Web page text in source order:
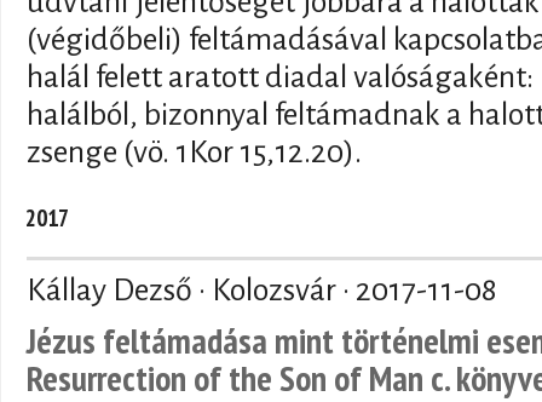
(végidőbeli) feltámadásával
halál felett aratott diadal
halálból, bizonnyal feltámadnak a
zsenge (vö. 1Kor 15,12.20).
2017
Kállay Dezső · Kolozsvár · 2017-11-08
Jézus feltámadása mint történelmi
Resurrection of the Son of Man c.